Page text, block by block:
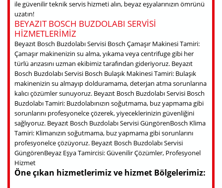
ile güvenilir teknik servis hizmeti alın, beyaz eşyalarınızın ömrünü
uzatın!
BEYAZIT BOSCH BUZDOLABI SERVISI
HIZMETLERIMIZ
Beyazıt Bosch Buzdolabı Servisi Bosch Çamaşır Makinesi Tamiri:
Çamaşır makinenizin su alma, yıkama veya centrifuge gibi her
türlü arızasını uzman ekibimiz tarafından gideriyoruz. Beyazıt
Bosch Buzdolabı Servisi Bosch Bulaşık Makinesi Tamiri: Bulaşık
makinenizin su almayıp dolduramama, deterjan atma sorunlarına
kalıcı çözümler sunuyoruz. Beyazıt Bosch Buzdolabı Servisi Bosch
Buzdolabı Tamiri: Buzdolabınızın soğutmama, buz yapmama gibi
sorunlarını profesyonelce çözerek, yiyeceklerinizin güvenliğini
sağlıyoruz. Beyazıt Bosch Buzdolabı Servisi GüngörenBosch Klima
Tamiri: Klimanızın soğutmama, buz yapmama gibi sorunlarını
profesyonelce çözüyoruz. Beyazıt Bosch Buzdolabı Servisi
GüngörenBeyaz Eşya Tamircisi: Güvenilir Çözümler, Profesyonel
Hizmet
Öne çıkan hizmetlerimiz ve hizmet Bölgelerimiz: